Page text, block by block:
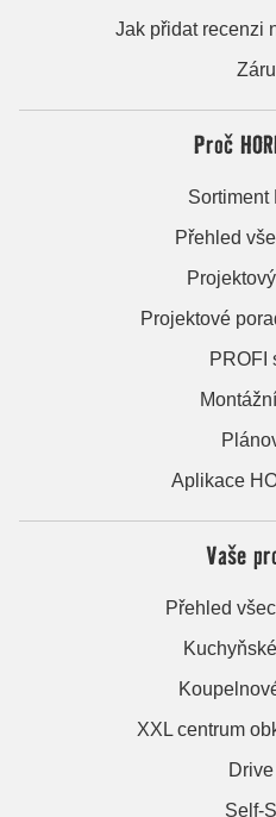
Jak přidat recenzi
Proč
Sortiment
Přehled
Projektové
PROFI
Aplikace
Vaše
Přehled
XXL centrum
Self-